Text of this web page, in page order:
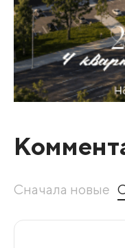
Сначала новые